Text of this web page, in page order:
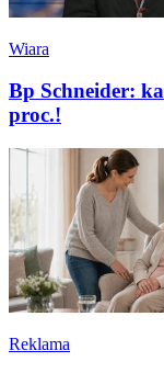
Wiara
Bp Schneider:
proc.!
Reklama